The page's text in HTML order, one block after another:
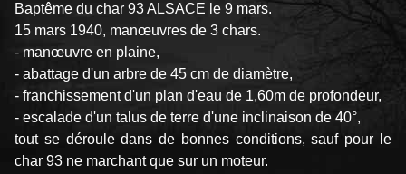
Baptême du char 93 ALSACE le 9 mars.
15 mars 1940, manœuvres de 3 chars.
- manœuvre en plaine,
- abattage d'un arbre de 45 cm de diamètre,
- franchissement d'un plan d'eau de 1,60m de profondeur,
- escalade d'un talus de terre d'une inclinaison de 40°,
tout se déroule dans de bonnes conditions, sauf pour le
char 93 ne marchant que sur un moteur.